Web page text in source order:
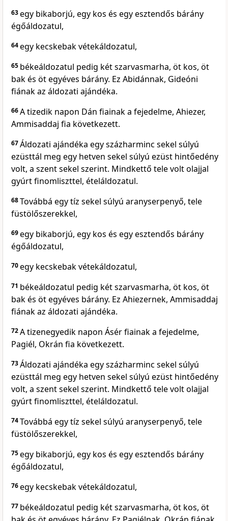
63egy bikaborjú, egy kos és egy esztendős bárány
égőáldozatul,
64egy kecskebak vétekáldozatul,
65 békeáldozatul pedig két szarvasmarha, öt kos, öt
bak és öt egyéves bárány. Ez Abidánnak, Gideóni
fiának az áldozati ajándéka.
66A tizedik napon Dán fiainak a fejedelme, Ahiezer,
Ammisaddaj fia következett.
67Áldozati ajándéka egy százharminc sekel súlyú
ezüsttál meg egy hetven sekel súlyú ezüst hintőedény
volt, a szent sekel szerint. Mindkettő tele volt olajjal
gyúrt finomliszttel, ételáldozatul.
68Továbbá egy tíz sekel súlyú aranyserpenyő, tele
füstölőszerekkel,
69egy bikaborjú, egy kos és egy esztendős bárány
égőáldozatul,
70egy kecskebak vétekáldozatul,
71 békeáldozatul pedig két szarvasmarha, öt kos, öt
bak és öt egyéves bárány. Ez Ahiezernek, Ammisaddaj
fiának az áldozati ajándéka.
72A tizenegyedik napon Ásér fiainak a fejedelme,
Pagiél, Okrán fia következett.
73Áldozati ajándéka egy százharminc sekel súlyú
ezüsttál meg egy hetven sekel súlyú ezüst hintőedény
volt, a szent sekel szerint. Mindkettő tele volt olajjal
gyúrt finomliszttel, ételáldozatul.
74Továbbá egy tíz sekel súlyú aranyserpenyő, tele
füstölőszerekkel,
75egy bikaborjú, egy kos és egy esztendős bárány
égőáldozatul,
76egy kecskebak vétekáldozatul,
77 békeáldozatul pedig két szarvasmarha, öt kos, öt